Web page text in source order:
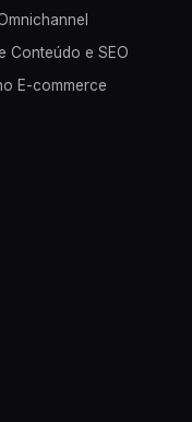
Conteúdo e SEO
E-commerce